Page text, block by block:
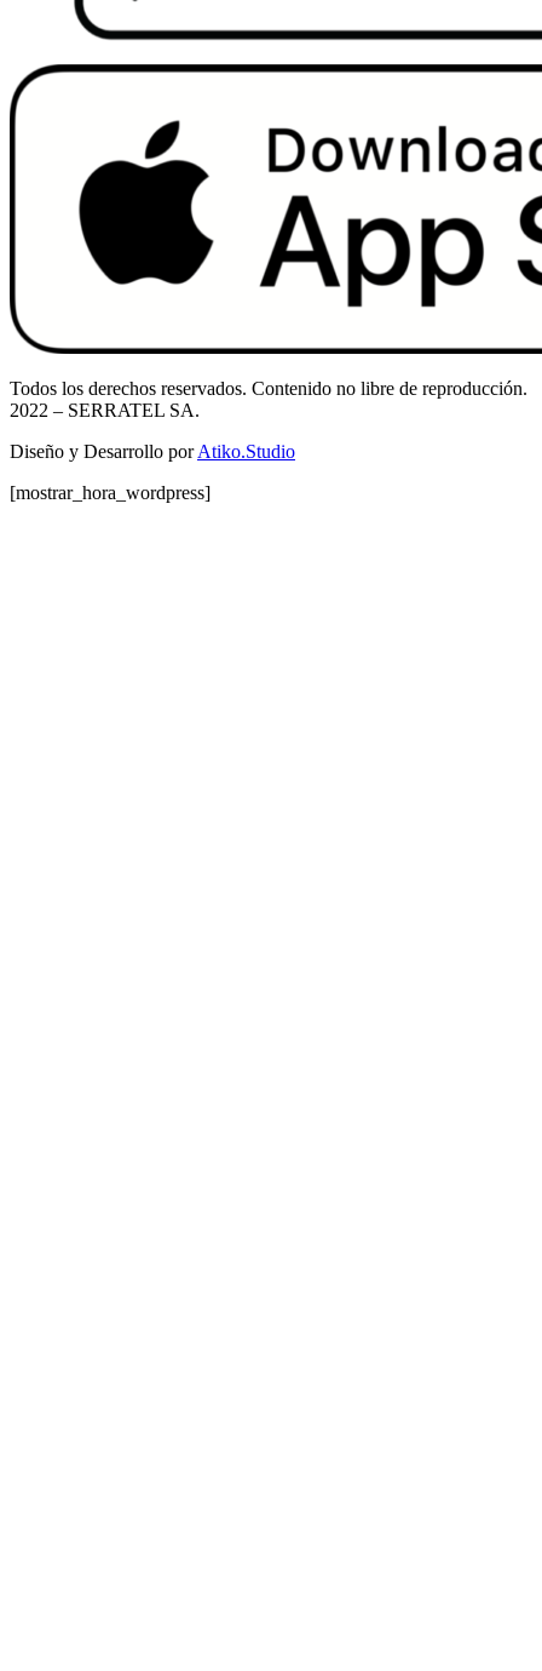
Todos los derechos reservados. Contenido no libre de reproducción.
2022 – SERRATEL SA.
Diseño y Desarrollo porAtiko.Studio
[mostrar_hora_wordpress]